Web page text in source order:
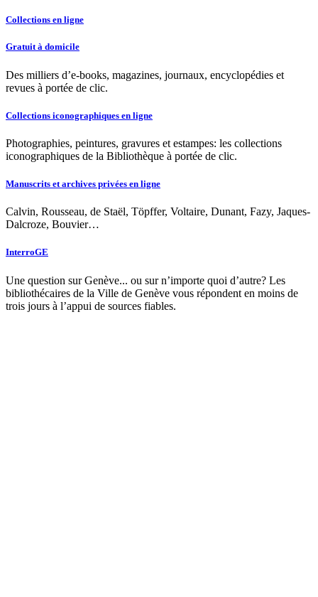
Collections en ligne
Gratuit à domicile
Des milliers d’e-books, magazines, journaux, encyclopédies et
revues à portée de clic.
Collections iconographiques en ligne
Photographies, peintures, gravures et estampes: les collections
iconographiques de la Bibliothèque à portée de clic.
Manuscrits et archives privées en ligne
Calvin, Rousseau, de Staël, Töpffer, Voltaire, Dunant, Fazy, Jaques-
Dalcroze, Bouvier…
InterroGE
Une question sur Genève... ou sur n’importe quoi d’autre? Les
bibliothécaires de la Ville de Genève vous répondent en moins de
trois jours à l’appui de sources fiables.